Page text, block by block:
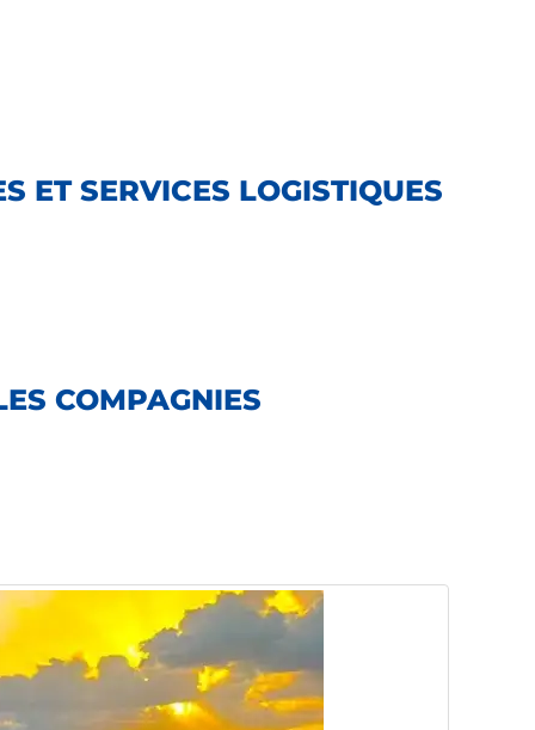
ET SERVICES LOGISTIQUES
COMPAGNIES